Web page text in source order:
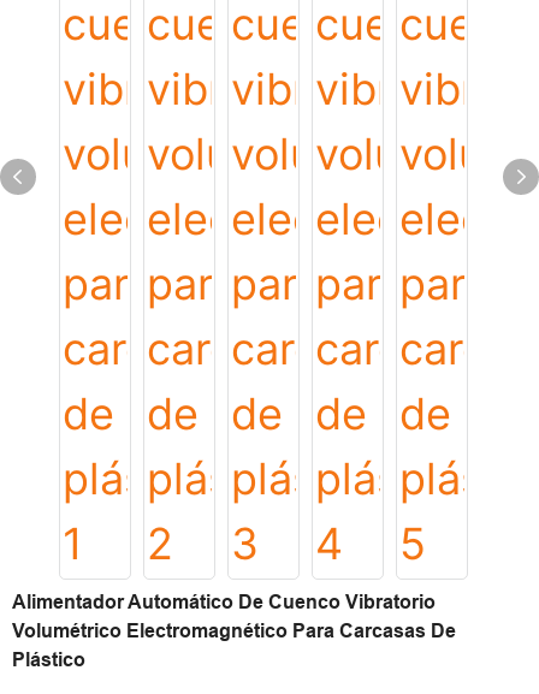
Alimentador Automático De Cuenco Vibratorio
Volumétrico Electromagnético Para Carcasas De
Plástico